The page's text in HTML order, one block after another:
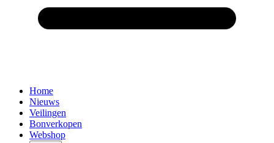
Home
Nieuws
Veilingen
Bonverkopen
Webshop